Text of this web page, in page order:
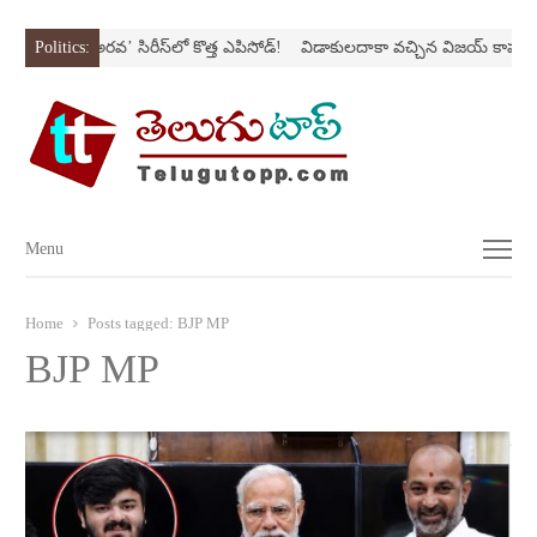
Politics:‘అర‌వ’ సిరీస్‌లో కొత్త ఎపిసోడ్‌! విడాకులదాకా వచ్చిన విజయ్‌ కాపురం
Menu
Menu
Home Posts tagged: BJP MP
BJP MP